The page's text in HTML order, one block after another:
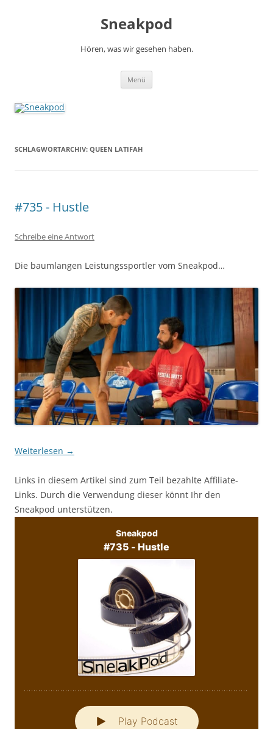
Sneakpod
Hören, was wir gesehen haben.
Menü
SCHLAGWORTARCHIV: QUEEN LATIFAH
#735 - Hustle
Schreibe eine Antwort
Die baumlangen Leistungssportler vom Sneakpod…
Weiterlesen →
Links in diesem Artikel sind zum Teil bezahlte Affiliate-
Links. Durch die Verwendung dieser könnt Ihr den
Sneakpod unterstützen.